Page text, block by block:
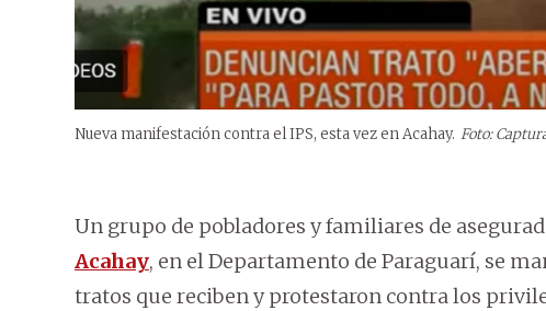
Nueva manifestación contra el IPS, esta vez en Acahay. Foto:
Un grupo de pobladores y familiares de
Acahay, en el Departamento de Paraguarí, se
tratos que reciben y protestaron contra los